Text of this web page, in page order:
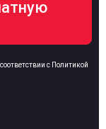
с Политикой